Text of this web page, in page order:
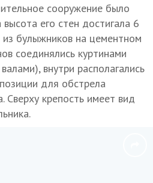
сооружение было
его стен достигала 6
булыжников на цементном
соединялись куртинами
внутри располагались
для обстрела
Сверху крепость имеет вид